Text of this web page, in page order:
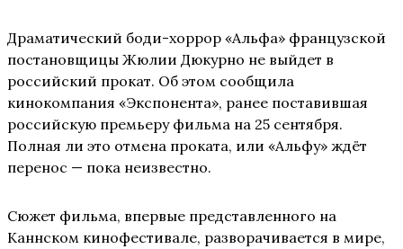
Драматический боди-хоррор «Альфа» французской
постановщицы Жюлии Дюкурно не выйдет в
российский прокат. Об этом сообщила
кинокомпания «Экспонента», ранее поставившая
российскую премьеру фильма на 25 сентября.
Полная ли это отмена проката, или «Альфу» ждёт
перенос — пока неизвестно.
Сюжет фильма, впервые представленного на
Каннском кинофестивале, разворачивается в мире,